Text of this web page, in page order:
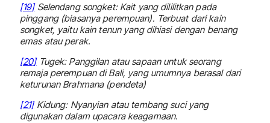
[19]Selendang songket: Kait yang dililitkan pada
pinggang (biasanya perempuan). Terbuat dari kain
songket, yaitu kain tenun yang dihiasi dengan benang
emas atau perak.
[20]Tugek: Panggilan atau sapaan untuk seorang
remaja perempuan di Bali, yang umumnya berasal dari
keturunan Brahmana (pendeta)
[21]Kidung: Nyanyian atau tembang suci yang
digunakan dalam upacara keagamaan.